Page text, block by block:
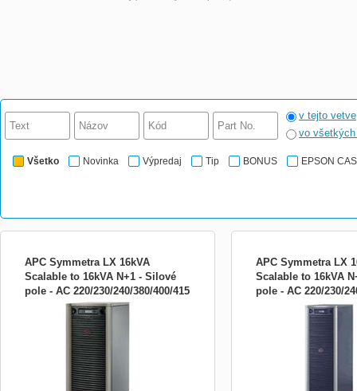
v tejto vetve
vo
Všetko Novinka Výpredaj Tip BONUS EPSON
APC Symmetra LX 16kVA
Scalable to 16kVA N+1 - Silové
pole - AC 220/230/240/380/400/415
V - 16000 VA SYA16K16I
SYA16K16I Zahrnuje: CD se softwarem,
Disk CD s dokumentací, Instalační
příručka, Uživatelská příručka, Karta pro
řízení přes web/SNMP Napájení Kapacita
(VA) 16000 VA Kapacita (Watů) 11200 W
Pohotovostní vypnutí (EPO) Ano
Nominální vstupní napětí 230, 4...
APC Symmetra LX
Scalable to 16kVA
pole - AC 220/230/
V - 16000 VA
SYA16K16IXR Zahrnuje:
softwarem, Disk CD s
Uživatelská příručka,
web/SNMP Výstup
kW / 16 kVA Maximální
11.2 kW / 16 kVA
napětí 230V Poznámka